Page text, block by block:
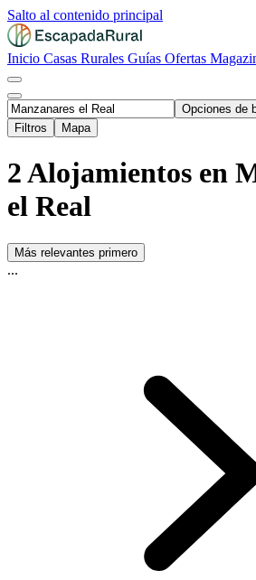
Salto al contenido principal
Inicio Casas Rurales Guías Ofertas
Opciones de
Filtros
Mapa
2 Alojamientos en
el Real
Más relevantes primero
...